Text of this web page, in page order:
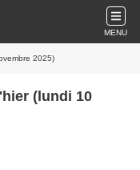
MENU
2025)
(lundi 10